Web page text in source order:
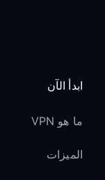
ابدأ الآن
ما هو VPN
الميزات